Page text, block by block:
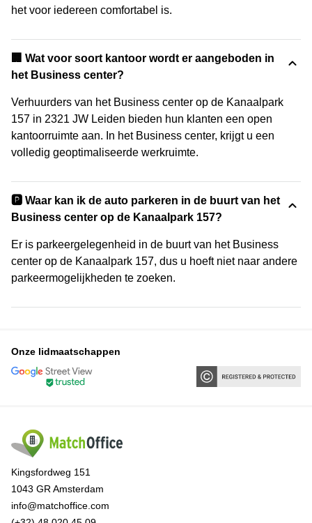
het voor iedereen comfortabel is.
‍🏢 Wat voor soort kantoor wordt er aangeboden in
het Business center?
Verhuurders van het Business center op de Kanaalpark
157 in 2321 JW Leiden bieden hun klanten een open
kantoorruimte aan. In het Business center, krijgt u een
volledig geoptimaliseerde werkruimte.
🅿️ Waar kan ik de auto parkeren in de buurt van het
Business center op de Kanaalpark 157?
Er is parkeergelegenheid in de buurt van het Business
center op de Kanaalpark 157, dus u hoeft niet naar andere
parkeermogelijkheden te zoeken.
Onze lidmaatschappen
Kingsfordweg 151
1043 GR Amsterdam
info@matchoffice.com